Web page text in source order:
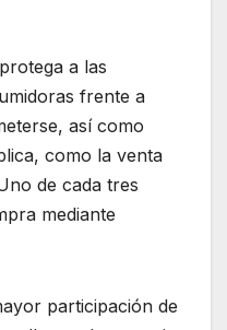
a las
frente a
así como
como la venta
de cada tres
mediante
participación de